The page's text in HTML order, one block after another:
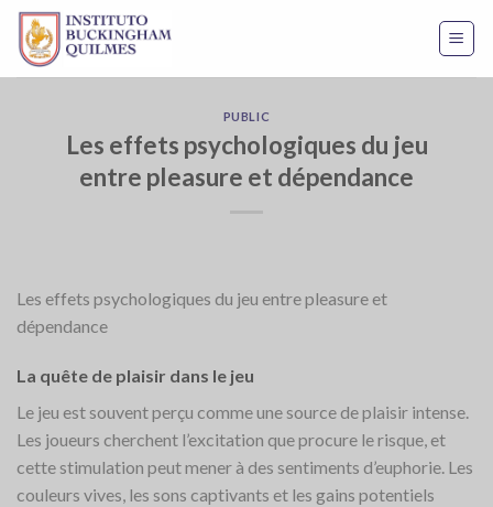
Skip
content
PUBLIC
Les effets psychologiques du jeu
entre pleasure et dépendance
Les effets psychologiques du jeu entre pleasure et
dépendance
La quête de plaisir dans le jeu
Le jeu est souvent perçu comme une source de plaisir intense.
Les joueurs cherchent l’excitation que procure le risque, et
cette stimulation peut mener à des sentiments d’euphorie. Les
couleurs vives, les sons captivants et les gains potentiels